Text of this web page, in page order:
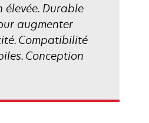
élevée. Durable
augmenter
Compatibilité
Conception